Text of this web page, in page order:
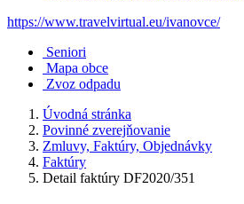
https://www.travelvirtual.eu/ivanovce/
Seniori
Mapa obce
Zvoz odpadu
Úvodná stránka
Povinné zverejňovanie
Zmluvy, Faktúry, Objednávky
Faktúry
Detail faktúry DF2020/351